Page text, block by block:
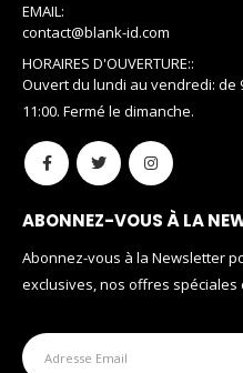
EMAIL:
contact@blank-id.com
HORAIRES D'OUVERTURE::
Ouvert du lundi au vendredi: de
11:00. Fermé le dimanche.
ABONNEZ-VOUS À LA
Abonnez-vous à la Newsletter
exclusives, nos offres spéciales